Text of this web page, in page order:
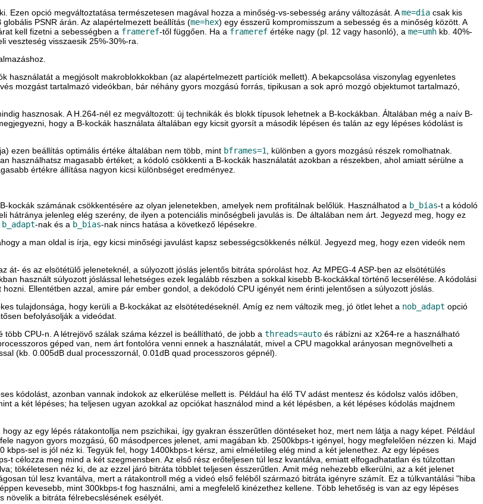
Ezen opció megváltoztatása természetesen magával hozza a minőség-vs-sebesség arány változását. Ame=dia csak kis
PSNR árán. Az alapértelmezett beállítás (me=hex) egy ésszerű kompromisszum a sebesség és a minőség között. A
kell fizetni a sebességben a frameref-től függően. Ha a frameref értéke nagy (pl. 12 vagy hasonló), a me=umh kb. 40%-
veszteség visszaesik 25%-30%-ra.
használatát a megjósolt makroblokkokban (az alapértelmezett partíciók mellett). A bekapcsolása viszonylag egyenletes
mozgást tartalmazó videókban, bár néhány gyors mozgású forrás, tipikusan a sok apró mozgó objektumot tartalmazó,
hasznosak. A H.264-nél ez megváltozott: új technikák és blokk típusok lehetnek a B-kockákban. Általában még a naív B-
hogy a B-kockák használata általában egy kicsit gyorsít a második lépésen és talán az egy lépéses kódolást is
ezen beállítás optimális értéke általában nem több, mint bframes=1
, különben a gyors mozgású részek romolhatnak.
használhatsz magasabb értéket; a kódoló csökkenti a B-kockák használatát azokban a részekben, ahol amiatt sérülne a
értékre állítása nagyon kicsi különbséget eredményez.
számának csökkentésére az olyan jelenetekben, amelyek nem profitálnak belőlük. Használhatod a b_bias-t a kódoló
hátránya jelenleg elég szerény, de ilyen a potenciális minőségbeli javulás is. De általában nem árt. Jegyezd meg, hogy ez
b_adapt-nak és a b_bias-nak nincs hatása a következő lépésekre.
a man oldal is írja, egy kicsi minőségi javulást kapsz sebességcsökkenés nélkül. Jegyezd meg, hogy ezen videók nem
át- és az elsötétülő jeleneteknél, a súlyozott jóslás jelentős bitráta spórolást hoz. Az MPEG-4 ASP-ben az elsötétülés
használt súlyozott jóslással lehetséges ezek legalább részben a sokkal kisebb B-kockákkal történő lecserélése. A kódolási
Ellentétben azzal, amire pár ember gondol, a dekódoló CPU igényét nem érinti jelentősen a súlyozott jóslás.
tulajdonsága, hogy kerüli a B-kockákat az elsötétedéseknél. Amíg ez nem változik meg, jó ötlet lehet a nob_adapt opció
befolyásolják a videódat.
CPU-n. A létrejövő szálak száma kézzel is beállítható, de jobb a threads=auto és rábízni az x264-re a használható
géped van, nem árt fontolóra venni ennek a használatát, mivel a CPU magokkal arányosan megnövelheti a
(kb. 0.005dB dual processzornál, 0.01dB quad processzoros gépnél).
kódolást, azonban vannak indokok az elkerülése mellett is. Például ha élő TV adást mentesz és kódolsz valós időben,
a két lépéses; ha teljesen ugyan azokkal az opciókat használod mind a két lépésben, a két lépéses kódolás majdnem
az egy lépés rátakontollja nem pszichikai, így gyakran ésszerűtlen döntéseket hoz, mert nem látja a nagy képet. Például
nagyon gyors mozgású, 60 másodperces jelenet, ami magában kb. 2500kbps-t igényel, hogy megfelelően nézzen ki. Majd
sel is jól néz ki. Tegyük fel, hogy 1400kbps-t kérsz, ami elméletileg elég mind a két jelenethez. Az egy lépéses
t célozza meg mind a két szegmensben. Az első rész erőteljesen túl lesz kvantálva, emiatt elfogadhatatlan és túlzottan
tökéletesen néz ki, de az ezzel járó bitráta többlet teljesen ésszerűtlen. Amit még nehezebb elkerülni, az a két jelenet
túl lesz kvantálva, mert a rátakontroll még a videó első feléből származó bitráta igényre számít. Ez a túlkvantálási "hiba
kevesebb, mint 300kbps-t fog használni, ami a megfelelő kinézethez kellene. Több lehetőség is van az egy lépéses
a bitráta félrebecslésének esélyét.